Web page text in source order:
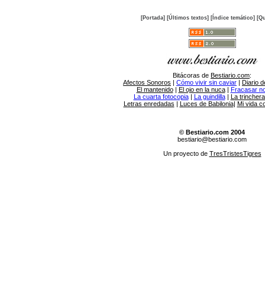
[Portada] [Últimos textos] [Índice temático]
Bitácoras de Bestiario.com:
Afectos Sonoros | Cómo vivir sin caviar | Diario
El mantenido| El ojo en la nuca| Fracasar
La cuarta fotocopia| La guindilla| La
Letras enredadas | Luces de Babilonia| Mi vida
© Bestiario.com 2004
bestiario@bestiario.com
Un proyecto de TresTristesTigres